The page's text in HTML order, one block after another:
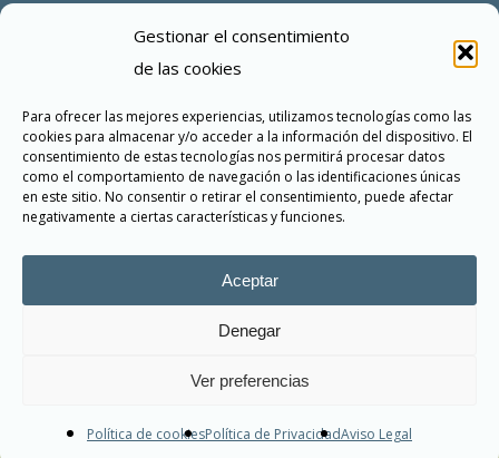
Gestionar el consentimiento
de las cookies
Para ofrecer las mejores experiencias, utilizamos tecnologías como las
cookies para almacenar y/o acceder a la información del dispositivo. El
consentimiento de estas tecnologías nos permitirá procesar datos
como el comportamiento de navegación o las identificaciones únicas
en este sitio. No consentir o retirar el consentimiento, puede afectar
negativamente a ciertas características y funciones.
Aceptar
Denegar
Ver preferencias
Política de cookiesPolítica de PrivacidadAviso Legal
direccion@fundacioneduardokocina.org
+34 684 62 61 00